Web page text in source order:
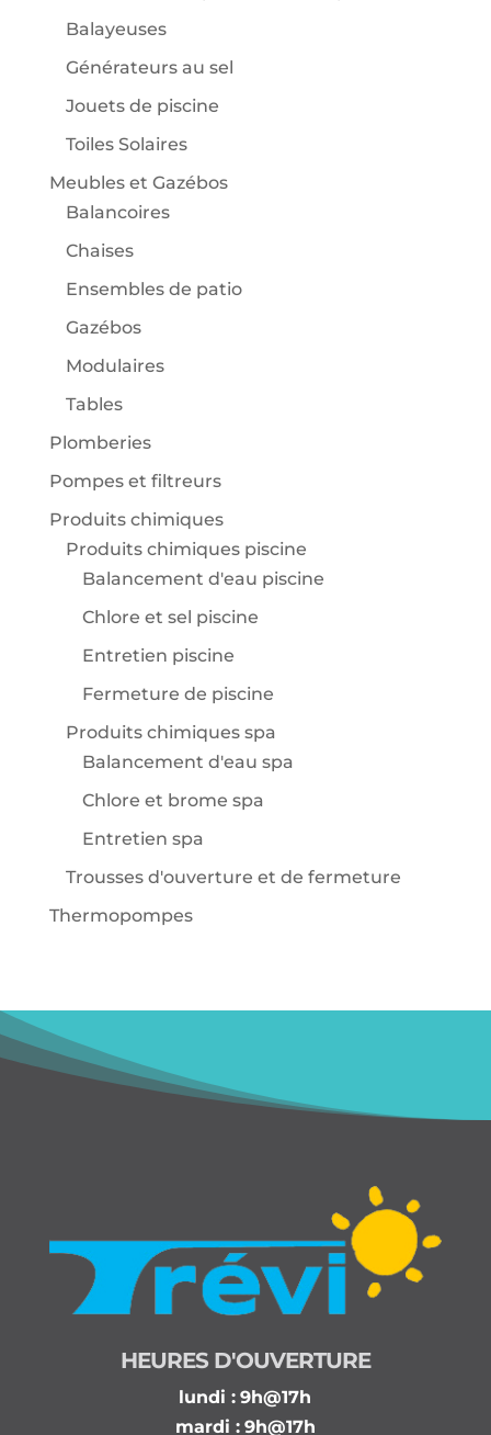
Balayeuses
Générateurs au sel
Jouets de piscine
Toiles Solaires
Meubles et Gazébos
Balancoires
Chaises
Ensembles de patio
Gazébos
Modulaires
Tables
Plomberies
Pompes et filtreurs
Produits chimiques
Produits chimiques piscine
Balancement d'eau piscine
Chlore et sel piscine
Entretien piscine
Fermeture de piscine
Produits chimiques spa
Balancement d'eau spa
Chlore et brome spa
Entretien spa
Trousses d'ouverture et de fermeture
Thermopompes
HEURES D'OUVERTURE
lundi : 9h@17h
mardi : 9h@17h